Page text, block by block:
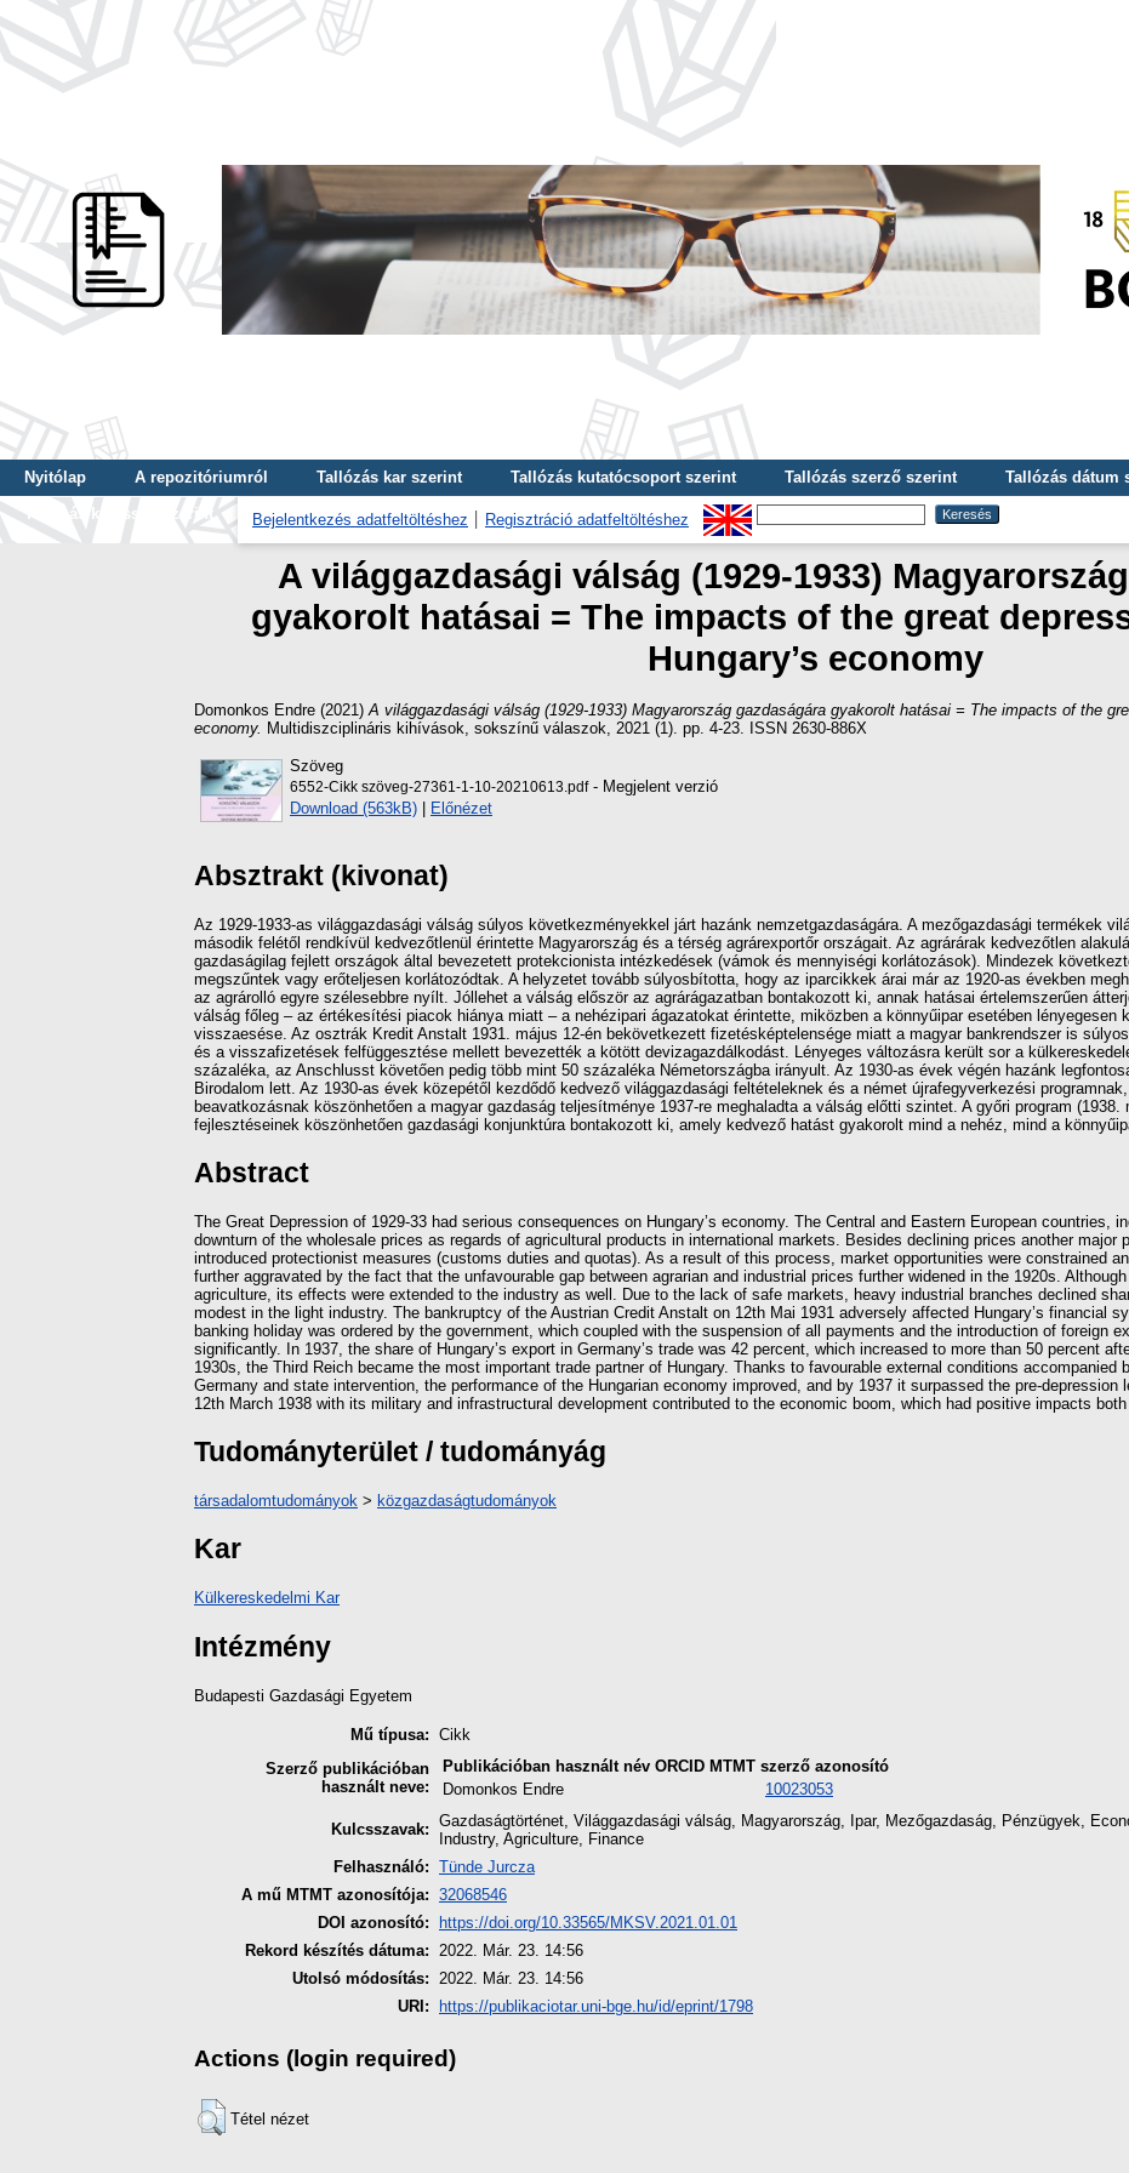
Nyitólap A repozitóriumról Tallózás kar szerint Tallózás kutatócsoport szerint Tallózás szerző szerint Tallózás dátum
Tallózás kulcsszó szerint
Bejelentkezés adatfeltöltéshez Regisztráció adatfeltöltéshez
A világgazdasági válság (1929-1933)
gyakorolt hatásai = The impacts of the great
Hungary’s economy
Domonkos Endre (2021) A világgazdasági válság (1929-1933) Magyarország gazdaságára gyakorolt hatásai = The impacts of the
economy. Multidiszciplináris kihívások, sokszínű válaszok, 2021 (1). pp. 4-23. ISSN 2630-886X
Szöveg
6552-Cikk szöveg-27361-1-10-20210613.pdf- Megjelent verzió
Download (563kB) | Előnézet
Absztrakt (kivonat)
Az 1929-1933-as világgazdasági válság súlyos következményekkel járt hazánk nemzetgazdaságára. A mezőgazdasági termékek
második felétől rendkívül kedvezőtlenül érintette Magyarország és a térség agrárexportőr országait. Az agrárárak kedvezőtlen
gazdaságilag fejlett országok által bevezetett protekcionista intézkedések (vámok és mennyiségi korlátozások). Mindezek
megszűntek vagy erőteljesen korlátozódtak. A helyzetet tovább súlyosbította, hogy az iparcikkek árai már az 1920-as években
az agrárolló egyre szélesebbre nyílt. Jóllehet a válság először az agrárágazatban bontakozott ki, annak hatásai értelemszerűen
válság főleg – az értékesítési piacok hiánya miatt – a nehézipari ágazatokat érintette, miközben a könnyűipar esetében lényegesen
visszaesése. Az osztrák Kredit Anstalt 1931. május 12-én bekövetkezett fizetésképtelensége miatt a magyar bankrendszer is
és a visszafizetések felfüggesztése mellett bevezették a kötött devizagazdálkodást. Lényeges változásra került sor a
százaléka, az Anschlusst követően pedig több mint 50 százaléka Németországba irányult. Az 1930-as évek végén hazánk
Birodalom lett. Az 1930-as évek közepétől kezdődő kedvező világgazdasági feltételeknek és a német újrafegyverkezési
beavatkozásnak köszönhetően a magyar gazdaság teljesítménye 1937-re meghaladta a válság előtti szintet. A győri program
fejlesztéseinek köszönhetően gazdasági konjunktúra bontakozott ki, amely kedvező hatást gyakorolt mind a nehéz, mind a
Abstract
The Great Depression of 1929-33 had serious consequences on Hungary’s economy. The Central and Eastern European countries,
downturn of the wholesale prices as regards of agricultural products in international markets. Besides declining prices another major
introduced protectionist measures (customs duties and quotas). As a result of this process, market opportunities were constrained
further aggravated by the fact that the unfavourable gap between agrarian and industrial prices further widened in the 1920s.
agriculture, its effects were extended to the industry as well. Due to the lack of safe markets, heavy industrial branches declined
modest in the light industry. The bankruptcy of the Austrian Credit Anstalt on 12th Mai 1931 adversely affected Hungary’s financial
banking holiday was ordered by the government, which coupled with the suspension of all payments and the introduction of foreign
significantly. In 1937, the share of Hungary’s export in Germany’s trade was 42 percent, which increased to more than 50 percent
1930s, the Third Reich became the most important trade partner of Hungary. Thanks to favourable external conditions accompanied
Germany and state intervention, the performance of the Hungarian economy improved, and by 1937 it surpassed the pre-depression
12th March 1938 with its military and infrastructural development contributed to the economic boom, which had positive impacts
Tudományterület / tudományág
társadalomtudományok > közgazdaságtudományok
Kar
Külkereskedelmi Kar
Intézmény
Budapesti Gazdasági Egyetem
Mű típusa: Cikk
Szerző publikációban
használt neve:
Publikációban használt név ORCID MTMT szerző azonosító
Domonkos Endre
10023053
Kulcsszavak: Gazdaságtörténet, Világgazdasági válság, Magyarország, Ipar, Mezőgazdaság, Pénzügyek,
Industry, Agriculture, Finance
Felhasználó: Tünde Jurcza
A mű MTMT azonosítója: 32068546
DOI azonosító:
https://doi.org/10.33565/MKSV.2021.01.01
Rekord készítés dátuma: 2022. Már. 23. 14:56
Utolsó módosítás: 2022. Már. 23. 14:56
URI:
https://publikaciotar.uni-bge.hu/id/eprint/1798
Actions (login required)
Tétel nézet